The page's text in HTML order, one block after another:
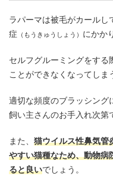
ラパーマは被毛がカール
症 （もうきゅうしょう） にかか
セルフグルーミングをする
ことができなくなってしま
適切な頻度のブラッシング
飼い主さんのお手入れ次第
また、 猫ウイルス性鼻気管
やすい猫種なため、動物病
ると良いでしょう。